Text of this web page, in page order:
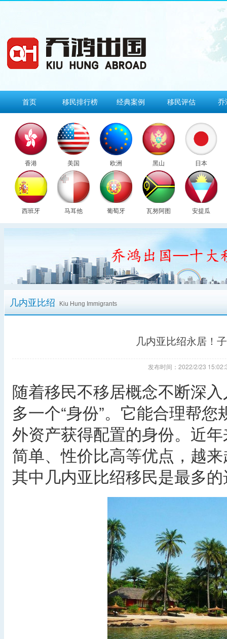
首页 移民排行榜 经典案例 移民评估 乔
香港 美国 欧洲 黑山 日本
西班牙 马耳他 葡萄牙 瓦努阿图 安提瓜
几内亚比绍 Kiu Hung Immigrants
几内亚比绍永居！
发布时间：2022/2/23
随着移民不移居概念不断深
多一个“身份”。它能合理帮
外资产获得配置的身份。近
简单、性价比高等优点，越
其中几内亚比绍移民是最多